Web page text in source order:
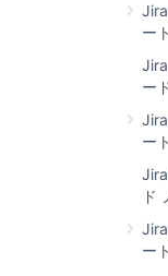
ート
ー
ート
ド
ート
Jira
Edit
at
If
text
以下